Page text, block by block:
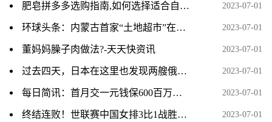
肥皂拼多多选购指南,如何选择适合自己的肥皂规格 2023-07-01
环球头条：内蒙古首家“土地超市”在包头开门迎客 2023-07-01
董妈妈臊子肉做法?-天天快资讯 2023-07-01
过去四天，日本在这里也发现两艘俄军舰 2023-07-01
每日简讯：首月交一元钱保600百万保险是真的吗？附众安保险医疗保险明细 2023-07-01
终结连败！世联赛中国女排3比1战胜韩国女排 2023-07-01